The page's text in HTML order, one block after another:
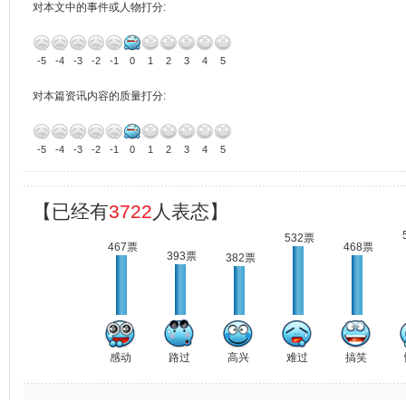
对本文中的事件或人物打分:
-5 -4 -3 -2 -1 0 1 2 3 4 5
对本篇资讯内容的质量打分:
-5 -4 -3 -2 -1 0 1 2 3 4 5
【已经有3722 人表态】
467票
感动
393票
路过
382票
高兴
532票
难过
468票
搞笑